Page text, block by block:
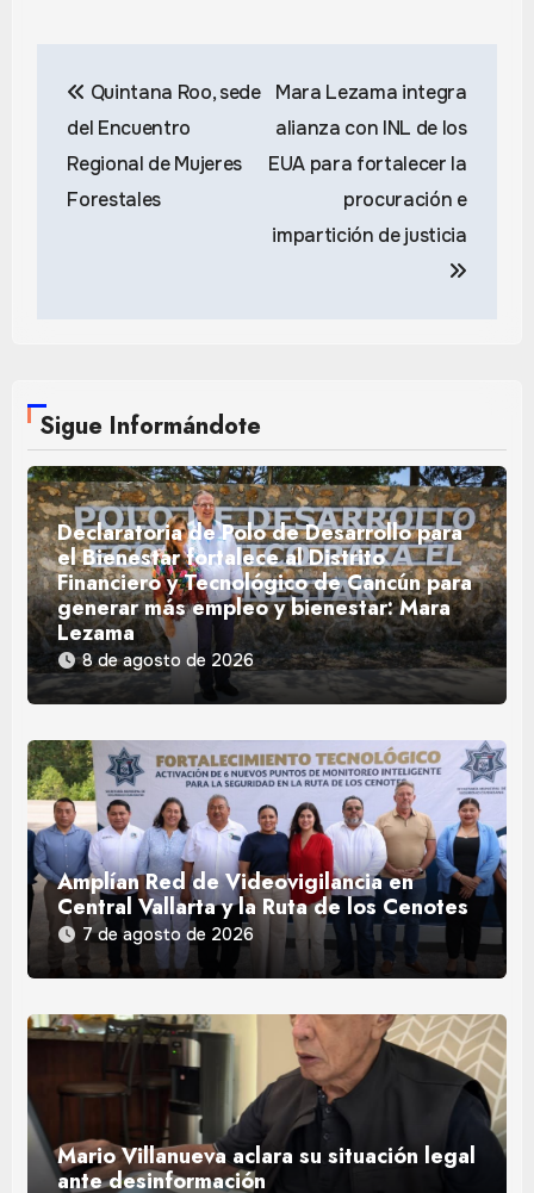
de
entradas
Quintana Roo, sede
del Encuentro
Regional de Mujeres
Forestales
Mara Lezama integra
alianza con INL de los
EUA para fortalecer la
procuración e
impartición de justicia
Sigue Informándote
Declaratoria de Polo de Desarrollo para
el Bienestar fortalece al Distrito
Financiero y Tecnológico de Cancún para
generar más empleo y bienestar: Mara
Lezama
8 de agosto de 2026
Amplían Red de Videovigilancia en
Central Vallarta y la Ruta de los Cenotes
7 de agosto de 2026
Mario Villanueva aclara su situación legal
ante desinformación